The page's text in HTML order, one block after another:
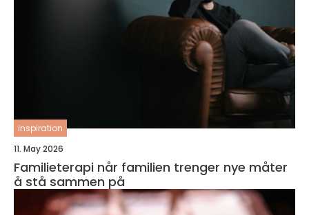
inspiration
11. May 2026
Familieterapi når familien trenger nye måter
å stå sammen på